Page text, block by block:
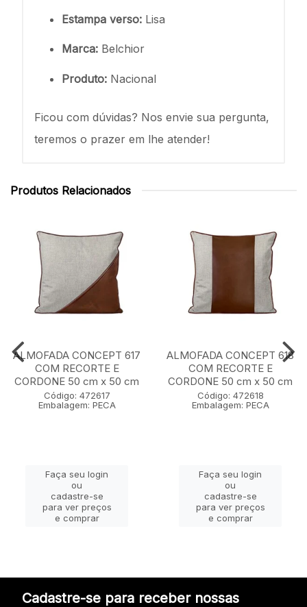
Estampa verso: Lisa
Marca: Belchior
Produto: Nacional
Ficou com dúvidas? Nos envie sua pergunta,
teremos o prazer em lhe atender!
Produtos Relacionados
ALMOFADA CONCEPT 617
COM RECORTE E
CORDONE 50 cm x 50 cm
Código: 472617
Embalagem: PECA
Faça seu login
ou
cadastre-se
para ver preços
e comprar
ALMOFADA CONCEPT 618
COM RECORTE E
CORDONE 50 cm x 50 cm
Código: 472618
Embalagem: PECA
Faça seu login
ou
cadastre-se
para ver preços
e comprar
Cadastre-se para receber nossas